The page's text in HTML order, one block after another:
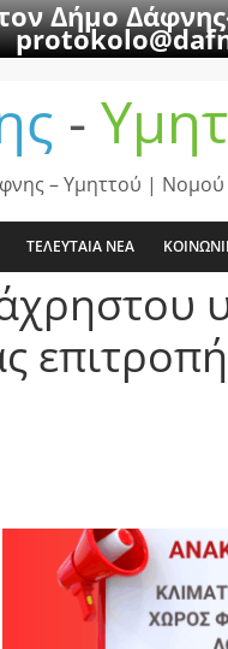
Δήμο
-
– Υμηττού | Νομού
ΤΕΛΕΥΤΑΙΑ ΝΕΑ